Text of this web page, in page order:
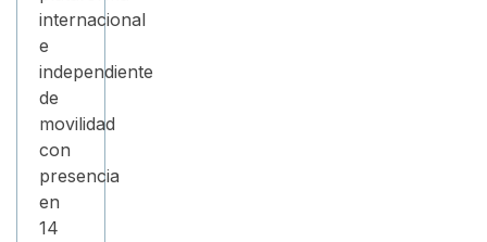
internacional
e
independiente
de
movilidad
con
presencia
en
14